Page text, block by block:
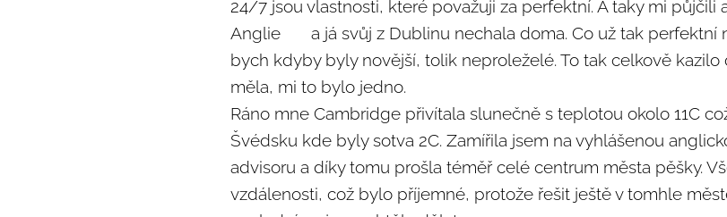
24/7 jsou vlastnosti, které považuji za perfektní. A taky mi půjčili
Anglie 🤦‍♀️ a já svůj z Dublinu nechala doma. Co už tak
bych kdyby byly novější, tolik neproleželé. To tak celkově
měla, mi to bylo jedno.
Ráno mne Cambridge přivítala slunečně s teplotou okolo 11C
Švédsku kde byly sotva 2C. Zamířila jsem na vyhlášenou
advisoru a díky tomu prošla téměř celé centrum města pěšky.
vzdálenosti, což bylo příjemné, protože řešit ještě v tomhle